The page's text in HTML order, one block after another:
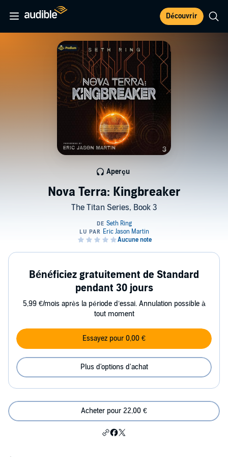
Découvrir
Nova Terra: Kingbreaker
The Titan Series, Book 3
Aperçu
Bénéficiez gratuitement de Standard
pendant 30 jours
5,99 €/mois après la période d’essai. Annulation possible à
tout moment
Essayez pour 0,00 €
Plus d'options d'achat
Acheter pour 22,00 €